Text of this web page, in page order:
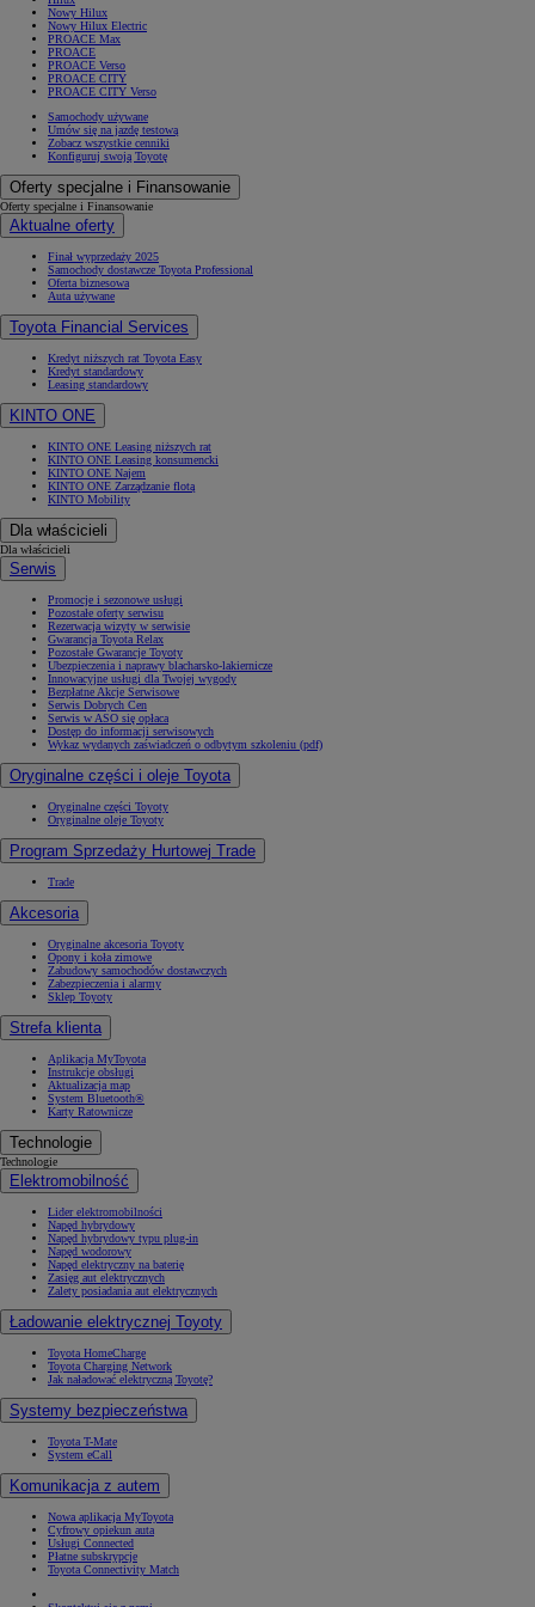
Nowy Hilux
Nowy Hilux Electric
PROACE Max
PROACE
PROACE Verso
PROACE CITY
PROACE CITY Verso
Samochody używane
Umów się na jazdę testową
Zobacz wszystkie cenniki
Konfiguruj swoją Toyotę
Oferty specjalne i Finansowanie
Oferty specjalne i Finansowanie
Aktualne oferty
Finał wyprzedaży 2025
Samochody dostawcze Toyota Professional
Oferta biznesowa
Auta używane
Toyota Financial Services
Kredyt niższych rat Toyota Easy
Kredyt standardowy
Leasing standardowy
KINTO ONE
KINTO ONE Leasing niższych rat
KINTO ONE Leasing konsumencki
KINTO ONE Najem
KINTO ONE Zarządzanie flotą
KINTO Mobility
Dla właścicieli
Dla właścicieli
Serwis
Promocje i sezonowe usługi
Pozostałe oferty serwisu
Rezerwacja wizyty w serwisie
Gwarancja Toyota Relax
Pozostałe Gwarancje Toyoty
Ubezpieczenia i naprawy blacharsko-lakiernicze
Innowacyjne usługi dla Twojej wygody
Bezpłatne Akcje Serwisowe
Serwis Dobrych Cen
Serwis w ASO się opłaca
Dostęp do informacji serwisowych
Wykaz wydanych zaświadczeń o odbytym szkoleniu (pdf)
Oryginalne części i oleje Toyota
Oryginalne części Toyoty
Oryginalne oleje Toyoty
Program Sprzedaży Hurtowej Trade
Trade
Akcesoria
Oryginalne akcesoria Toyoty
Opony i koła zimowe
Zabudowy samochodów dostawczych
Zabezpieczenia i alarmy
Sklep Toyoty
Strefa klienta
Aplikacja MyToyota
Instrukcje obsługi
Aktualizacja map
System Bluetooth®
Karty Ratownicze
Technologie
Technologie
Elektromobilność
Lider elektromobilności
Napęd hybrydowy
Napęd hybrydowy typu plug-in
Napęd wodorowy
Napęd elektryczny na baterię
Zasięg aut elektrycznych
Zalety posiadania aut elektrycznych
Ładowanie elektrycznej Toyoty
Toyota HomeCharge
Toyota Charging Network
Jak naładować elektryczną Toyotę?
Systemy bezpieczeństwa
Toyota T-Mate
System eCall
Komunikacja z autem
Nowa aplikacja MyToyota
Cyfrowy opiekun auta
Usługi Connected
Płatne subskrypcje
Toyota Connectivity Match